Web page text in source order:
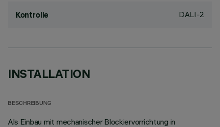
Kontrolle DALI-2
INSTALLATION
BESCHREIBUNG
Als Einbau mit mechanischer Blockiervorrichtung in